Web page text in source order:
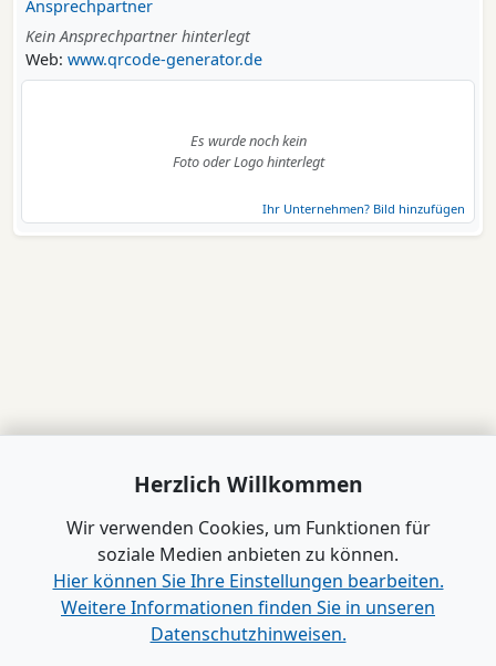
Ansprechpartner
Kein Ansprechpartner hinterlegt
Web: www.qrcode-generator.de
Es wurde noch kein
Foto oder Logo hinterlegt
Ihr Unternehmen? Bild hinzufügen
Herzlich Willkommen
Wir verwenden Cookies, um Funktionen für
soziale Medien anbieten zu können.
Hier können Sie Ihre Einstellungen bearbeiten.
Weitere Informationen finden Sie in unseren
Datenschutzhinweisen.